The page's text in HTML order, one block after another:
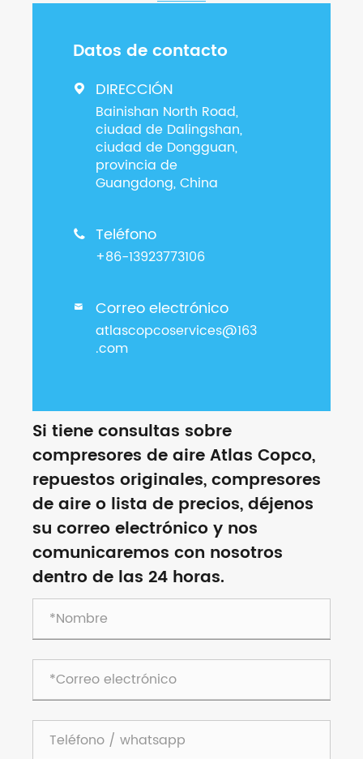
Datos de contacto
 DIRECCIÓN
Bainishan North Road,
ciudad de Dalingshan,
ciudad de Dongguan,
provincia de
Guangdong, China
 Teléfono
+86-13923773106
 Correo electrónico
atlascopcoservices@163
.com
Si tiene consultas sobre
compresores de aire Atlas Copco,
repuestos originales, compresores
de aire o lista de precios, déjenos
su correo electrónico y nos
comunicaremos con nosotros
dentro de las 24 horas.